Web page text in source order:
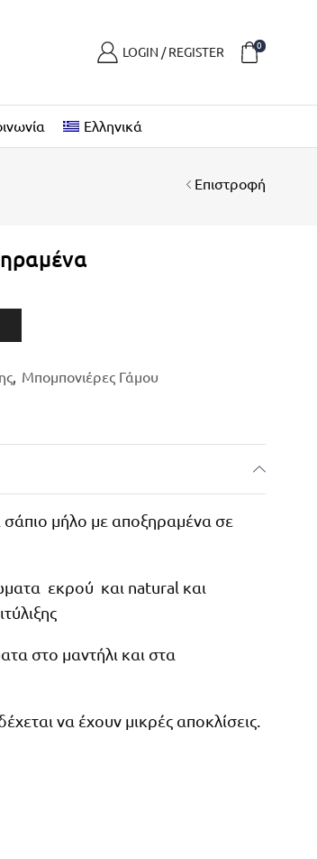
LOGIN / REGISTER 0
Ελληνικά
Επιστροφή
, Μπομπονιέρες Γάμου
μήλο με αποξηραμένα σε
εκρού και natural και
στο μαντήλι και στα
να έχουν μικρές αποκλίσεις.